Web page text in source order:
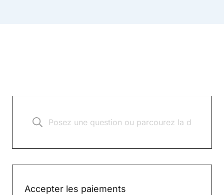
Accepter les paiements